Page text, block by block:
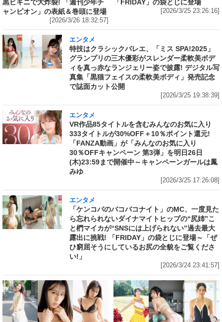
黒ビキニで大炸裂! 「週刊少年チ
ャンピオン」の表紙＆巻頭に登場
[2026/3/26 18:32:57]
「FRIDAY」の袋とじに登場
[2026/3/25 23:26:16]
エンタメ
特技はクラシックバレエ、「ミス SPA!2025」
グランプリの三木優彩がスレンダー柔軟美ボデ
ィを真っ赤なランジェリー姿で披露! デジタル写
真集「黒猫フェイスの柔軟美ボディ」発売記念
で誌面カット公開
[2026/3/25 19:38:39]
エンタメ
VR作品85タイトルを含むみんなのお気に入り
333タイトルが30%OFF＋10％ポイント還元!
「FANZA動画」が「みんなのお気に入り
30％OFFキャンペーン 第3弾」を明日26日
(木)23:59まで開催中～キャンペーンガールは鳳
みゆ
[2026/3/25 17:26:08]
エンタメ
「ケンコバのバコバコナイト」のMC、一度見た
ら忘れられないダイナマイトヒップの“尻姉”こ
と椚マイカが“SNSには上げられない”過去最大
露出に挑戦! 「FRIDAY」の袋とじに登場～「ぜ
ひ窮屈そうにしているお尻の全貌をご覧くださ
い!」
[2026/3/24 23:41:57]